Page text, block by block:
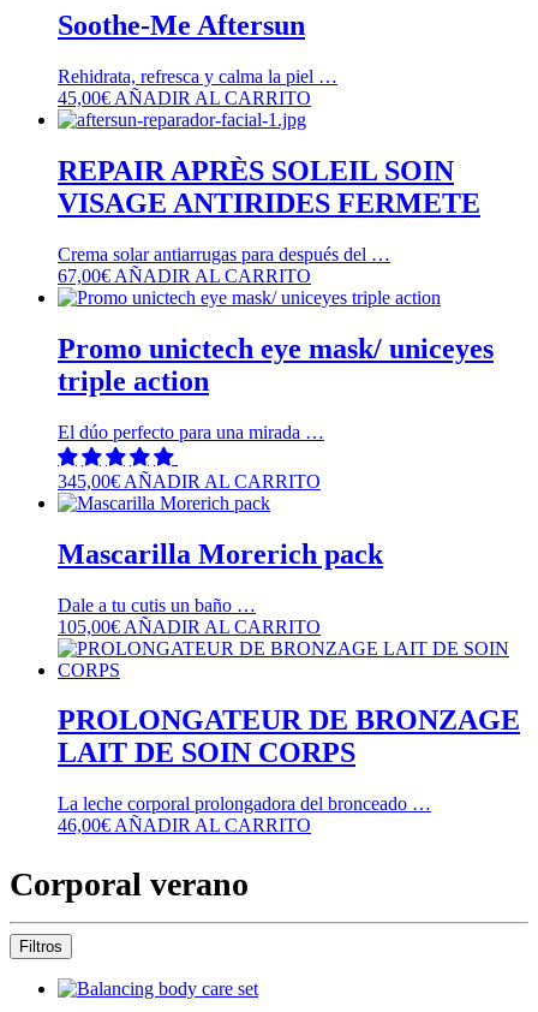
Soothe-Me Aftersun
Rehidrata, refresca y calma la piel …
45,00€ AÑADIR AL CARRITO
REPAIR APRÈS SOLEIL SOIN
VISAGE ANTIRIDES FERMETE
Crema solar antiarrugas para después del …
67,00€ AÑADIR AL CARRITO
Promo unictech eye mask/ uniceyes
triple action
El dúo perfecto para una mirada …
345,00€ AÑADIR AL CARRITO
Mascarilla Morerich pack
Dale a tu cutis un baño …
105,00€ AÑADIR AL CARRITO
PROLONGATEUR DE BRONZAGE
LAIT DE SOIN CORPS
La leche corporal prolongadora del bronceado …
46,00€ AÑADIR AL CARRITO
Corporal verano
Filtros